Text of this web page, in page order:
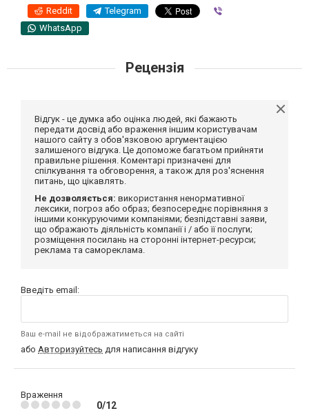
Reddit Telegram
WhatsApp
Рецензія
Відгук - це думка або оцінка людей, які бажають
передати досвід або враження іншим користувачам
нашого сайту з обов'язковою аргументацією
залишеного відгука. Це допоможе багатьом прийняти
правильне рішення. Коментарі призначені для
спілкування та обговорення, а також для роз'яснення
питань, що цікавлять.
Не дозволяється: використання ненормативної
лексики, погроз або образ; безпосереднє порівняння з
іншими конкуруючими компаніями; безпідставні заяви,
що ображають діяльність компанії і / або її послуги;
розміщення посилань на сторонні інтернет-ресурси;
реклама та самореклама.
Введіть email:
Ваш e-mail не відображатиметься на сайті
або Авторизуйтесь для написання відгуку
Враження
0/12